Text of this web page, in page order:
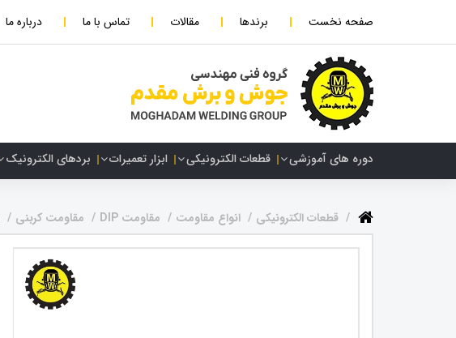
صفحه نخست برندها مقالات تماس با ما درباره ما
دوره های آموزشی قطعات الکترونیکی ابزار تعمیرات بردهای الکترونیک
قطعات الکترونیکی انواع مقاومت مقاومت DIP مقاومت کربنی